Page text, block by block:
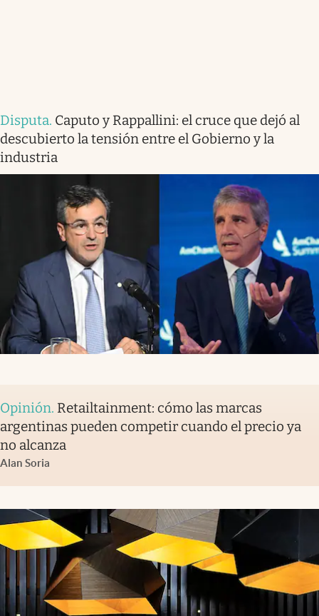
Disputa. Caputo y Rappallini: el cruce que dejó al
descubierto la tensión entre el Gobierno y la
industria
Opinión. Retailtainment: cómo las marcas
argentinas pueden competir cuando el precio ya
no alcanza
Alan Soria